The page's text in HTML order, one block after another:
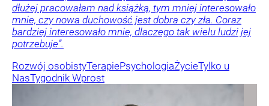
dłużej pracowałam nad książką, tym mniej interesowało
mnie, czy nowa duchowość jest dobra czy zła. Coraz
bardziej interesowało mnie, dlaczego tak wielu ludzi jej
potrzebuje”.
Rozwój osobistyTerapiePsychologiaŻycieTylko u
NasTygodnik Wprost